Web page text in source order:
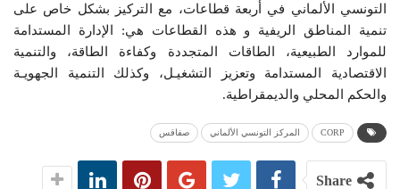
التونسي الألماني في أربعة قطاعات، مع التركيز بشكل خاص على
تنمية المناطق الريفية و هذه القطاعات هي: الإدارة المستدامة
للموارد الطبيعية، الطاقات المتجددة وكفاءة الطاقة، والتنمية
الاقتصادية المستدامة وتعزيز التشغيـل، وكذلك التنمية الجهويـة
والحكم المحلي والديمقراطية.
CORP المركز التونسي الألماني صفاقس
Share